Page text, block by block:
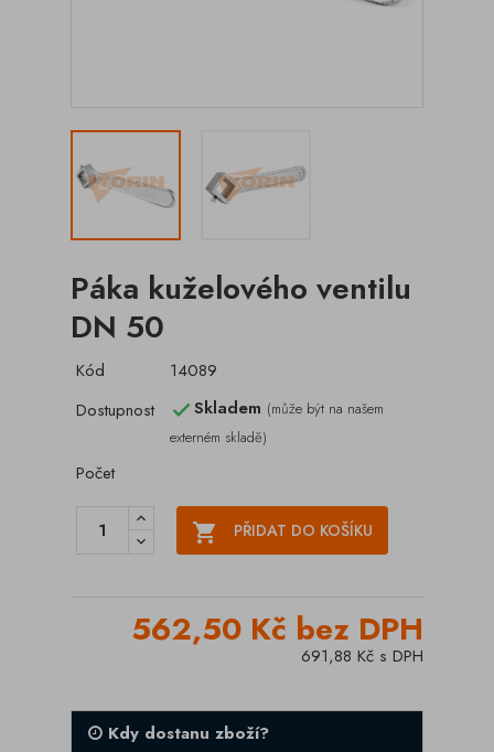
Páka kuželového ventilu
DN 50
Kód
14089
Dostupnost
Skladem (může být na našem
externém skladě)
Počet
 PŘIDAT DO KOŠÍKU
562,50 Kč bez DPH
691,88 Kč s DPH
Kdy dostanu zboží?